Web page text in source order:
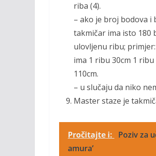
riba (4).
– ako je broj bodova i
takmičar ima isto 180
ulovljenu ribu;
ima 1 ribu 30cm 1
110cm.
– u slučaju da niko
Master staze je
Pročitajte i:
Poziv za
amura’